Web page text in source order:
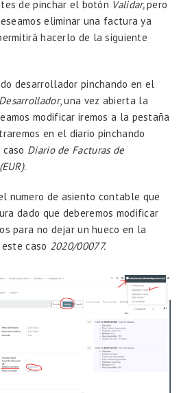
de pinchar el botón Validar,pero
eliminar una factura ya
hacerlo de la siguiente
desarrollador pinchando en el
, una vez abierta la
modificar iremos a la pestaña
en el diario pinchando
Diario de Facturas de
.
numero de asiento contable que
dado que deberemos modificar
para no dejar un hueco en la
caso 2020/00077.